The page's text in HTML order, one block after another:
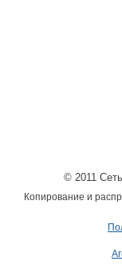
© 2011
Копирование и